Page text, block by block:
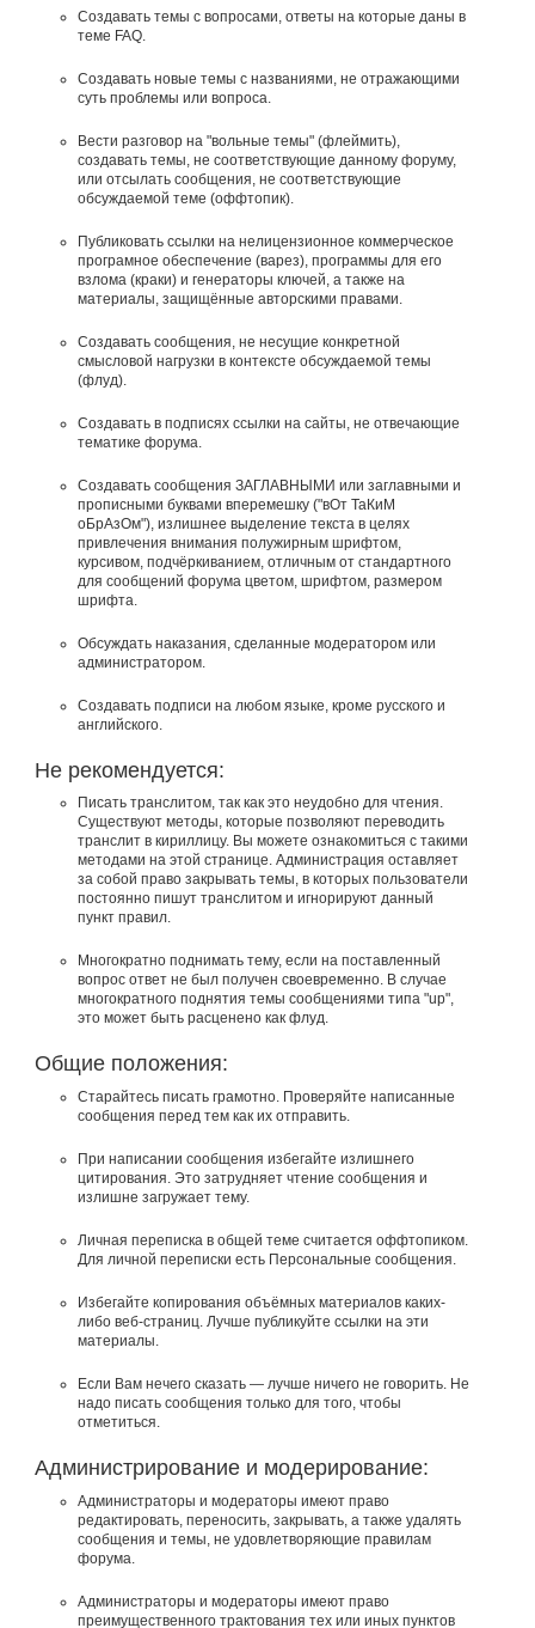
Создавать темы с вопросами, ответы на которые даны в
теме FAQ.
Создавать новые темы с названиями, не отражающими
суть проблемы или вопроса.
Вести разговор на "вольные темы" (флеймить),
создавать темы, не соответствующие данному форуму,
или отсылать сообщения, не соответствующие
обсуждаемой теме (оффтопик).
Публиковать ссылки на нелицензионное коммерческое
програмное обеспечение (варез), программы для его
взлома (краки) и генераторы ключей, а также на
материалы, защищённые авторскими правами.
Создавать сообщения, не несущие конкретной
смысловой нагрузки в контексте обсуждаемой темы
(флуд).
Создавать в подписях ссылки на сайты, не отвечающие
тематике форума.
Cоздавать сообщения ЗАГЛАВНЫМИ или заглавными и
прописными буквами вперемешку ("вОт ТаКиМ
оБрАзОм"), излишнее выделение текста в целях
привлечения внимания полужирным шрифтом,
курсивом, подчёркиванием, отличным от стандартного
для сообщений форума цветом, шрифтом, размером
шрифта.
Обсуждать наказания, сделанные модератором или
администратором.
Создавать подписи на любом языке, кроме русского и
английского.
Не рекомендуется:
Писать транслитом, так как это неудобно для чтения.
Существуют методы, которые позволяют переводить
транслит в кириллицу. Вы можете ознакомиться с такими
методами на этой странице. Администрация оставляет
за собой право закрывать темы, в которых пользователи
постоянно пишут транслитом и игнорируют данный
пункт правил.
Многократно поднимать тему, если на поставленный
вопрос ответ не был получен своевременно. В случае
многократного поднятия темы сообщениями типа "up",
это может быть расценено как флуд.
Общие положения:
Старайтесь писать грамотно. Проверяйте написанные
сообщения перед тем как их отправить.
При написании сообщения избегайте излишнего
цитирования. Это затрудняет чтение сообщения и
излишне загружает тему.
Личная переписка в общей теме считается оффтопиком.
Для личной переписки есть Персональные сообщения.
Избегайте копирования объёмных материалов каких-
либо веб-страниц. Лучше публикуйте ссылки на эти
материалы.
Если Вам нечего сказать — лучше ничего не говорить. Не
надо писать сообщения только для того, чтобы
отметиться.
Администрирование и модерирование:
Администраторы и модераторы имеют право
редактировать, переносить, закрывать, а также удалять
сообщения и темы, не удовлетворяющие правилам
форума.
Администраторы и модераторы имеют право
преимущественного трактования тех или иных пунктов